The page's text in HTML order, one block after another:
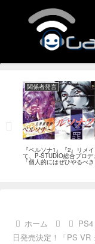
関係者発言
『ペルソナ1』『2』リメ
て、P-STUDIO総合プロデ
「個人的にはぜひやるべ
ければならないと思う」
ホーム PS4
日発売決定！「PS VR